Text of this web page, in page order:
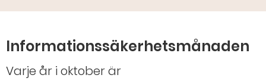
Informationssäkerhetsmånaden
Varje år i oktober är